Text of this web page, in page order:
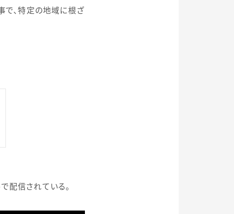
で、特定の地域に根ざ
配信されている。